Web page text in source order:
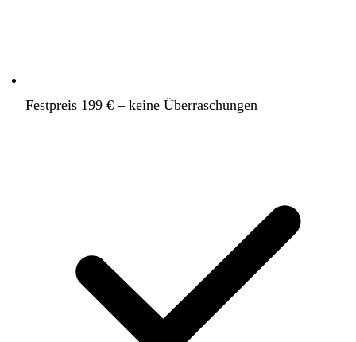
Festpreis 199 € – keine Überraschungen